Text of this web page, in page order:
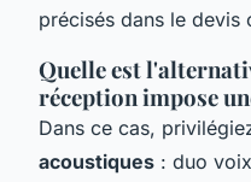
précisés dans le devis
Quelle est
réception impose
Dans ce cas,
acoustiques : duo